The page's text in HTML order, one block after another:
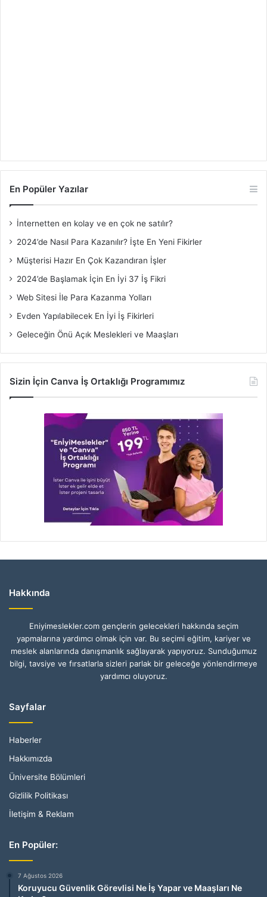
En Popüler Yazılar
İnternetten en kolay ve en çok ne satılır?
2024’de Nasıl Para Kazanılır? İşte En Yeni Fikirler
Müşterisi Hazır En Çok Kazandıran İşler
2024’de Başlamak İçin En İyi 37 İş Fikri
Web Sitesi İle Para Kazanma Yolları
Evden Yapılabilecek En İyi İş Fikirleri
Geleceğin Önü Açık Meslekleri ve Maaşları
Sizin İçin Canva İş Ortaklığı Programımız
Hakkında
Eniyimeslekler.com gençlerin gelecekleri hakkında seçim
yapmalarına yardımcı olmak için var. Bu seçimi eğitim, kariyer ve
meslek alanlarında danışmanlık sağlayarak yapıyoruz. Sunduğumuz
bilgi, tavsiye ve fırsatlarla sizleri parlak bir geleceğe yönlendirmeye
yardımcı oluyoruz.
Sayfalar
Haberler
Hakkımızda
Üniversite Bölümleri
Gizlilik Politikası
İletişim & Reklam
En Popüler:
7 Ağustos 2026
Koruyucu Güvenlik Görevlisi Ne İş Yapar ve Maaşları Ne